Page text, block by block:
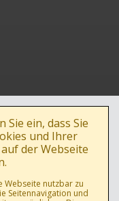
ein, dass Sie
und Ihrer
der Webseite
Webseite nutzbar zu
Seitennavigation und